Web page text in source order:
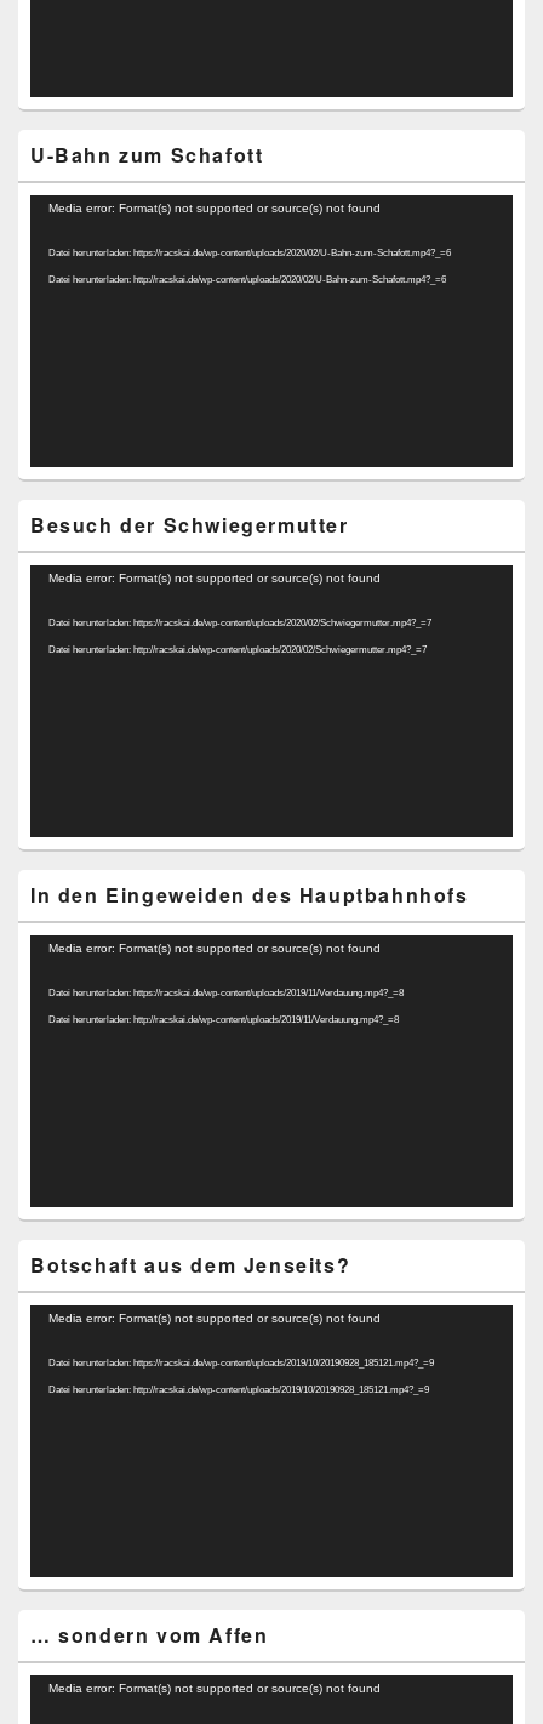
U-Bahn zum Schafott
Video-
Media error: Format(s) not supported or source(s) not found
Datei herunterladen: https://racskai.de/wp-content/uploads/2020/02/U-Bahn-zum-Schafott.mp4?_=6
Datei herunterladen: http://racskai.de/wp-content/uploads/2020/02/U-Bahn-zum-Schafott.mp4?_=6
Besuch der Schwiegermutter
Video-
Media error: Format(s) not supported or source(s) not found
Datei herunterladen: https://racskai.de/wp-content/uploads/2020/02/Schwiegermutter.mp4?_=7
Datei herunterladen: http://racskai.de/wp-content/uploads/2020/02/Schwiegermutter.mp4?_=7
In den Eingeweiden des Hauptbahnhofs
Video-
Media error: Format(s) not supported or source(s) not found
Datei herunterladen: https://racskai.de/wp-content/uploads/2019/11/Verdauung.mp4?_=8
Datei herunterladen: http://racskai.de/wp-content/uploads/2019/11/Verdauung.mp4?_=8
Botschaft aus dem Jenseits?
Video-
Media error: Format(s) not supported or source(s) not found
Datei herunterladen: https://racskai.de/wp-content/uploads/2019/10/20190928_185121.mp4?_=9
Datei herunterladen: http://racskai.de/wp-content/uploads/2019/10/20190928_185121.mp4?_=9
… sondern vom Affen
Video-
Media error: Format(s) not supported or source(s) not found